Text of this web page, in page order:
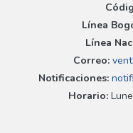
Línea
Línea
Correo:
Notificaciones:
Horario: